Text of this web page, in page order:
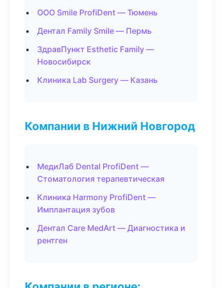
ООО Smile ProfiDent — Тюмень
Дентал Family Smile — Пермь
ЗдравПункт Esthetic Family —
Новосибирск
Клиника Lab Surgery — Казань
Компании в Нижний Новгород
МедиЛаб Dental ProfiDent —
Стоматология терапевтическая
Клиника Harmony ProfiDent —
Имплантация зубов
Дентал Care MedArt — Диагностика и
рентген